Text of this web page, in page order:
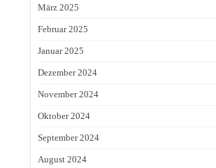
März 2025
Februar 2025
Januar 2025
Dezember 2024
November 2024
Oktober 2024
September 2024
August 2024